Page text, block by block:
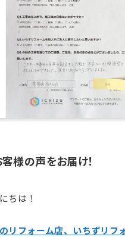
様の声をお届け！
ちは！
リフォーム店、いちずリフ